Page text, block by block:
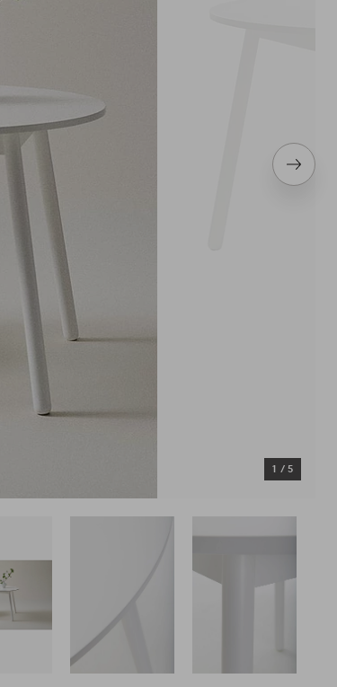
Neste
produkt
1 / 5